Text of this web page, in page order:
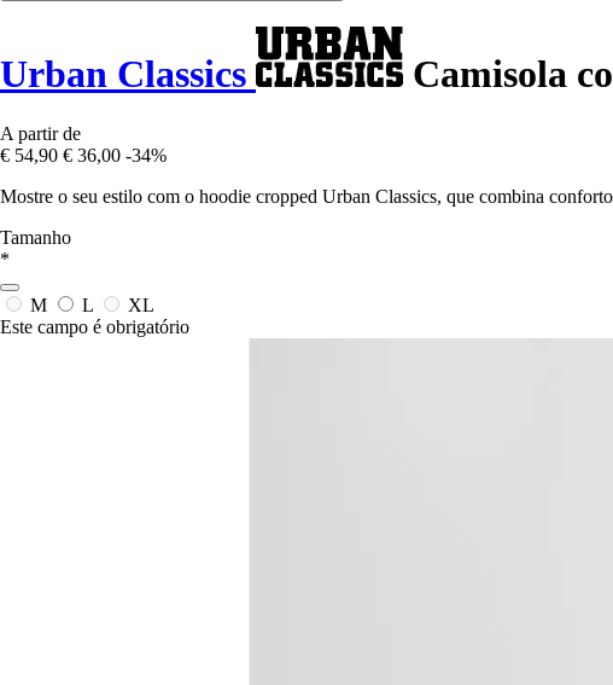
Urban Classics Camisola
A partir de
€ 54,90 € 36,00 -34%
Mostre o seu estilo com o hoodie cropped Urban Classics, que combina
Tamanho
*
M L
XL
Este campo é obrigatório